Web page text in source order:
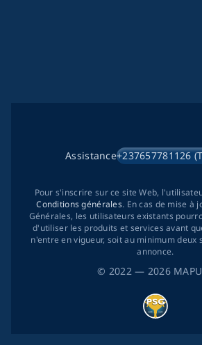
© 2022— 2026
Assistance+237657781126
Pour s'inscrire sur ce site Web,
Conditions générales. En cas de mise à
Générales, les utilisateurs existants
d'utiliser les produits et services avant
n'entre en vigueur, soit au minimum deux
annonce.